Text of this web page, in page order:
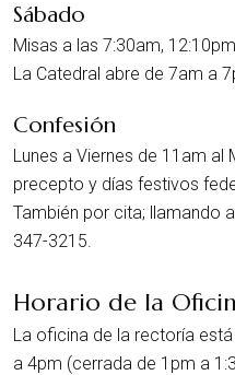
Sábado
Misas a las 7:30am,
La Catedral abre de 7am a
Confesión
Lunes a Viernes de 11am
precepto y días festivos
También por cita; llamando
347-3215.
Horario de la
La oficina de la rectoría
a 4pm (cerrada de 1pm a